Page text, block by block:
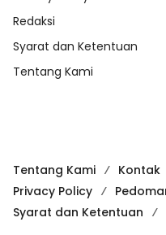
Redaksi
Syarat dan Ketentuan
Tentang Kami
Tentang Kami Kontak
Privacy Policy
Syarat dan Ketentuan